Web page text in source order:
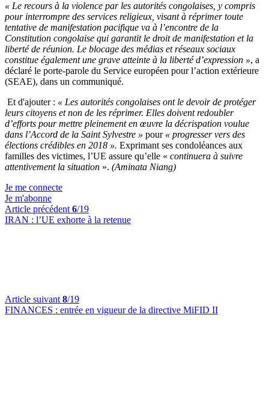
« Le recours à la violence par les autorités congolaises, y compris
pour interrompre des services religieux, visant à réprimer toute
tentative de manifestation pacifique va à l’encontre de la
Constitution congolaise qui garantit le droit de manifestation et la
liberté de réunion. Le blocage des médias et réseaux sociaux
constitue également une grave atteinte à la liberté d’expression », a
déclaré le porte-parole du Service européen pour l’action extérieure
(SEAE), dans un communiqué.
Et d'ajouter : « Les autorités congolaises ont le devoir de protéger
leurs citoyens et non de les réprimer. Elles doivent redoubler
d’efforts pour mettre pleinement en œuvre la décrispation voulue
dans l’Accord de la Saint Sylvestre » pour « progresser vers des
élections crédibles en 2018 ». Exprimant ses condoléances aux
familles des victimes, l’UE assure qu’elle « continuera à suivre
attentivement la situation ». (Aminata Niang)
Je me connecte
Je m'abonne
Article précédent 6/19
IRAN : l’UE exhorte à la retenue
Article suivant 8/19
FINANCES : entrée en vigueur de la directive MiFID II